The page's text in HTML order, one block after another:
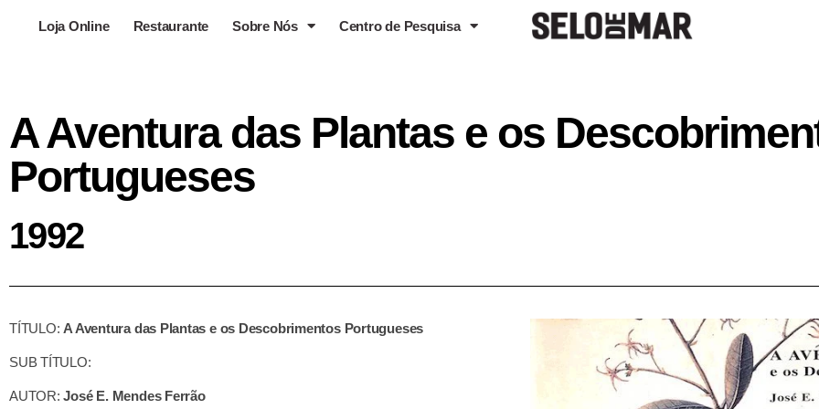
Loja Online Restaurante Sobre Nós Centro de Pesquisa
A Aventura das Plantas e os
Portugueses
1992
TÍTULO: A Aventura das Plantas e os Descobrimentos Portugueses
SUB TÍTULO:
AUTOR:José E. Mendes Ferrão